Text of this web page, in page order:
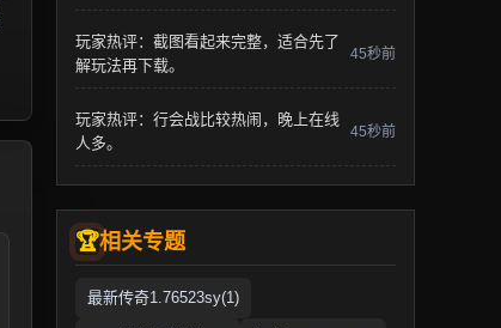
玩家热评：截图看起来完整，适合先了
解玩法再下载。
45秒前
玩家热评：行会战比较热闹，晚上在线
人多。
45秒前
相关专题
最新传奇1.76523sy(1)